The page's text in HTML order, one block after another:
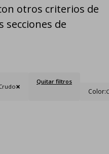
otros criterios de
de
Quitar filtros
Color: